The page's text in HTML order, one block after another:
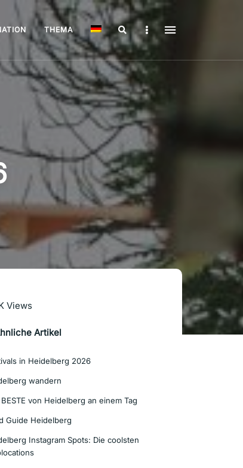
THEMA
SearchSidebar
lesen
Views
Artikel
in Heidelberg 2026
wandern
BESTE von Heidelberg an einem Tag
Guide Heidelberg
Instagram Spots: Die coolsten